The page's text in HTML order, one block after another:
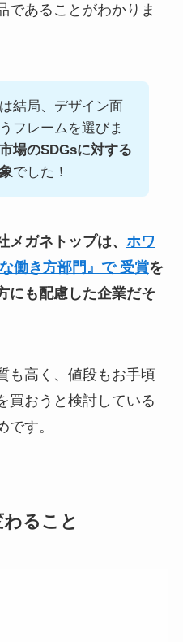
であることがわかりま
結局、デザイン面
フレームを選びま
場のSDGsに対する
でした！
メガネトップは、 ホワ
働き方部門』で 受賞を
にも配慮した企業だそ
も高く、値段もお手頃
買おうと検討している
です。
ること